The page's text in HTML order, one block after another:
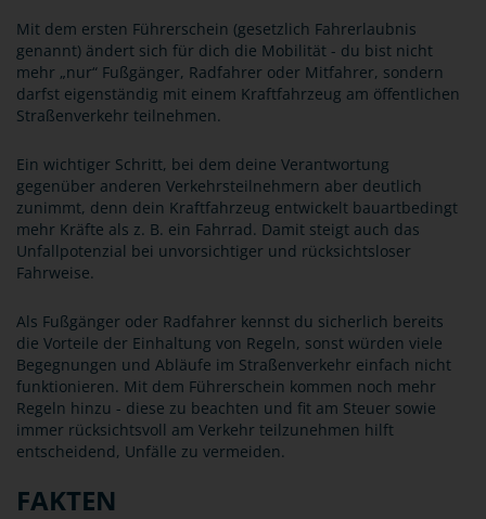
Mit dem ersten Führerschein (gesetzlich Fahrerlaubnis
genannt) ändert sich für dich die Mobilität - du bist nicht
mehr „nur“ Fußgänger, Radfahrer oder Mitfahrer, sondern
darfst eigenständig mit einem Kraftfahrzeug am öffentlichen
Straßenverkehr teilnehmen.
Ein wichtiger Schritt, bei dem deine Verantwortung
gegenüber anderen Verkehrsteilnehmern aber deutlich
zunimmt, denn dein Kraftfahrzeug entwickelt bauartbedingt
mehr Kräfte als z. B. ein Fahrrad. Damit steigt auch das
Unfallpotenzial bei unvorsichtiger und rücksichtsloser
Fahrweise.
Als Fußgänger oder Radfahrer kennst du sicherlich bereits
die Vorteile der Einhaltung von Regeln, sonst würden viele
Begegnungen und Abläufe im Straßenverkehr einfach nicht
funktionieren. Mit dem Führerschein kommen noch mehr
Regeln hinzu - diese zu beachten und fit am Steuer sowie
immer rücksichtsvoll am Verkehr teilzunehmen hilft
entscheidend, Unfälle zu vermeiden.
FAKTEN